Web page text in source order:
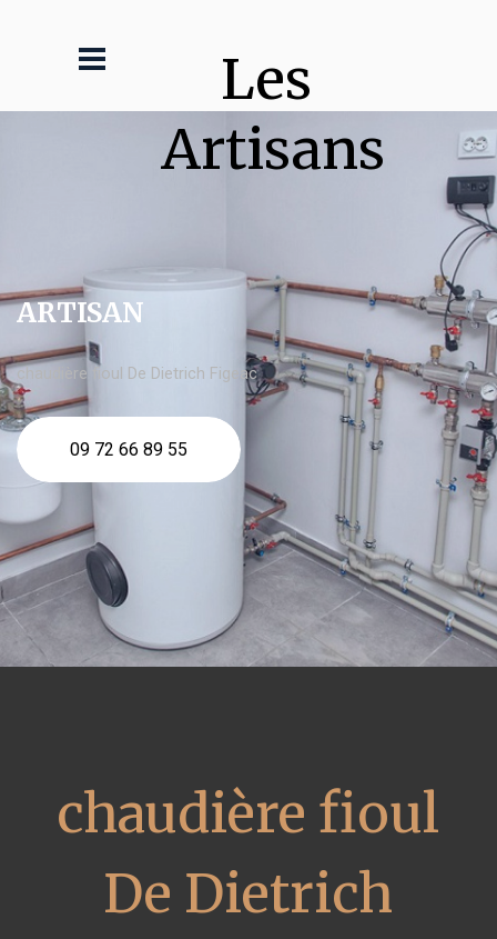
Les
Artisans
ARTISAN
chaudière fioul De Dietrich Figeac
09 72 66 89 55
chaudière fioul
De Dietrich